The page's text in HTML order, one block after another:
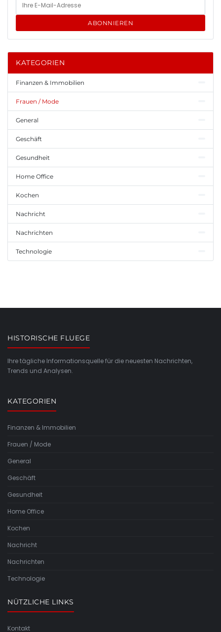
ABONNIEREN
KATEGORIEN
Finanzen & Immobilien
Frauen / Mode
General
Geschäft
Gesundheit
Home Office
Kochen
Nachricht
Nachrichten
Technologie
HISTORISCHE FLUEGE
Ihre tägliche Informationsquelle für die neuesten Nachrichten,
Trends und Analysen.
KATEGORIEN
Finanzen & Immobilien
Frauen / Mode
General
Geschäft
Gesundheit
Home Office
Kochen
Nachricht
Nachrichten
Technologie
NÜTZLICHE LINKS
Kontakt